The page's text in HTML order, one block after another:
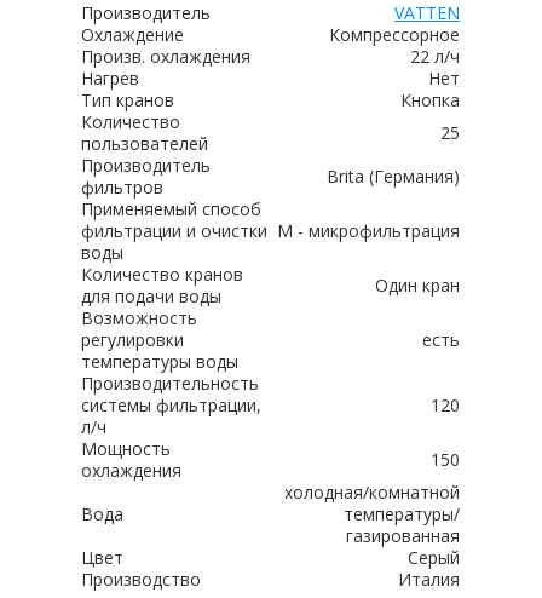
Производитель
VATTEN
Охлаждение
Компрессорное
Произв. охлаждения
22 л/ч
Нагрев
Нет
Тип кранов
Кнопка
Количество
пользователей
25
Производитель
фильтров
Brita (Германия)
Применяемый способ
фильтрации и очистки
воды
М - микрофильтрация
Количество кранов
для подачи воды
Один кран
Возможность
регулировки
температуры воды
есть
Производительность
системы фильтрации,
л/ч
120
Мощность
охлаждения
150
Вода
холодная/комнатной
температуры/
газированная
Цвет
Серый
Производство
Италия